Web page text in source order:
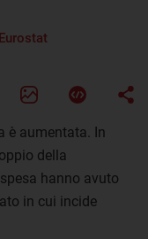
Eurostat
è aumentata. In
della
hanno avuto
in cui incide